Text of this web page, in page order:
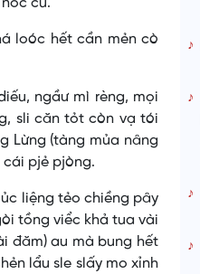
cu.
loóc hết cần mẻn cò
ngầư mì rèng, mọi
sli căn tỏt còn vạ tói
Lừng (tàng mủa nâng
cái pjẻ pjòng.
liệng tẻo chiềng pây
tồng viểc khả tua vài
đăm) au mà bung hết
lẩu sle slấy mo xỉnh